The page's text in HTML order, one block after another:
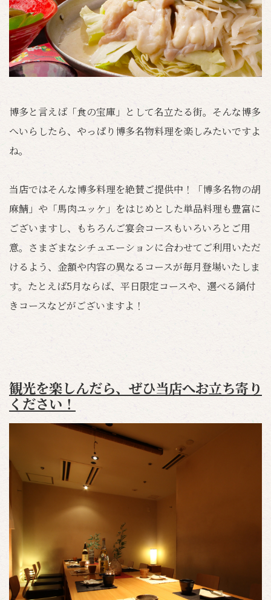
博多と言えば「食の宝庫」として名立たる街。そんな博多
へいらしたら、やっぱり博多名物料理を楽しみたいですよ
ね。
当店ではそんな博多料理を絶賛ご提供中！「博多名物の胡
麻鯖」や「馬肉ユッケ」をはじめとした単品料理も豊富に
ございますし、もちろんご宴会コースもいろいろとご用
意。さまざまなシチュエーションに合わせてご利用いただ
けるよう、金額や内容の異なるコースが毎月登場いたしま
す。たとえば5月ならば、平日限定コースや、選べる鍋付
きコースなどがございますよ！
観光を楽しんだら、ぜひ当店へお立ち寄り
ください！